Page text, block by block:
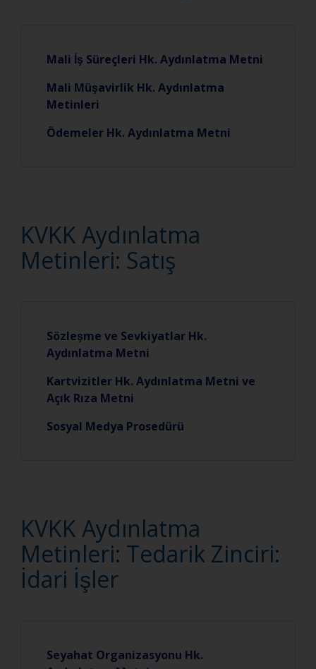
Mali İş Süreçleri Hk. Aydınlatma Metni
Mali Müşavirlik Hk. Aydınlatma
Metinleri
Ödemeler Hk. Aydınlatma Metni
KVKK Aydınlatma
Metinleri: Satış
Sözleşme ve Sevkiyatlar Hk.
Aydınlatma Metni
Kartvizitler Hk. Aydınlatma Metni ve
Açık Rıza Metni
Sosyal Medya Prosedürü
KVKK Aydınlatma
Metinleri: Tedarik Zinciri:
İdari İşler
Seyahat Organizasyonu Hk.